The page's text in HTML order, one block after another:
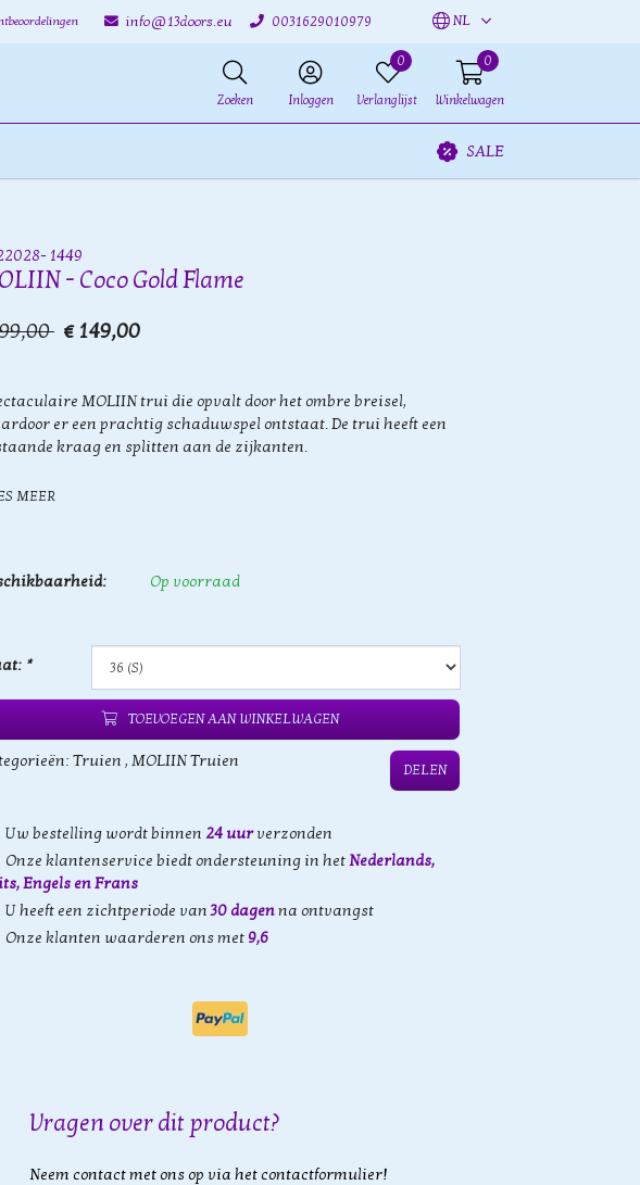
info@13doors.eu 0031629010979 NL
Zoeken Inloggen
0
Verlanglijst
0
Winkelwagen
SALE
1449
- Coco Gold Flame
€ 149,00
MOLIIN trui die opvalt door het ombre breisel,
er een prachtig schaduwspel ontstaat. De trui heeft een
kraag en splitten aan de zijkanten.
MEER
Op voorraad
*
TOEVOEGEN AAN WINKELWAGEN
Truien , MOLIIN Truien DELEN
Uw bestelling wordt binnen 24 uurverzonden
Onze klantenservice biedt ondersteuning in hetNederlands,
Engels en Frans
U heeft een zichtperiode van30 dagenna ontvangst
Onze klanten waarderen ons met 9,6
Vragen over dit product?
Neem contact met ons op via het contactformulier!